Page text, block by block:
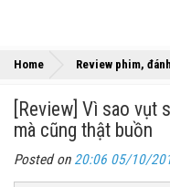
Home Review phim,
[Review] Vì sao vụt
mà cũng thật buồn
Posted on 20:06 05/10/